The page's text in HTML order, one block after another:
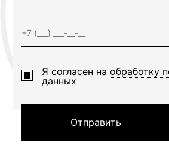
Я согласен на обработку
данных
Отправить